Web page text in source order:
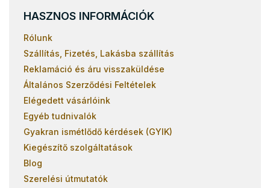
HASZNOS INFORMÁCIÓK
Rólunk
Szállítás, Fizetés, Lakásba szállítás
Reklamáció és áru visszaküldése
Általános Szerződési Feltételek
Elégedett vásárlóink
Egyéb tudnivalók
Gyakran ismétlődő kérdések (GYIK)
Kiegészítő szolgáltatások
Blog
Szerelési útmutatók